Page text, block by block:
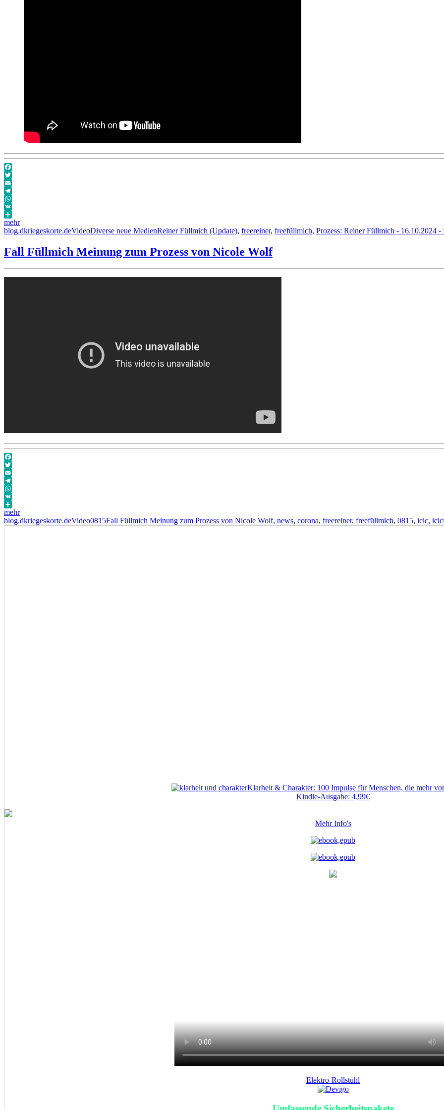
Facebook
Twitter
Email
Telegram
WhatsApp
VK
mehr
Autor
blog.dkriegeskorte.deVeröffentlicht
Format
VideoKategorien
Diverse neue MedienSchlagwörter
Reiner Füllmich (Update), freereiner, freefüllmich, Prozess: Reiner Füllmich - 16.10.2024
Fall Füllmich Meinung zum Prozess von Nicole Wolf
Facebook
Twitter
Email
Telegram
WhatsApp
VK
mehr
Autor
blog.dkriegeskorte.deVeröffentlicht
Format
VideoKategorien
0815Schlagwörter
Fall Füllmich Meinung zum Prozess von Nicole Wolf, news, corona, freereiner, freefüllmich, 0815, icic,
Klarheit & Charakter: 100 Impulse für Menschen, die mehr
Kindle-Ausgabe: 4,99€
Mehr Info's
Elektro-Rollstuhl